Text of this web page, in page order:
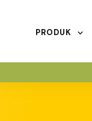
PRODUK